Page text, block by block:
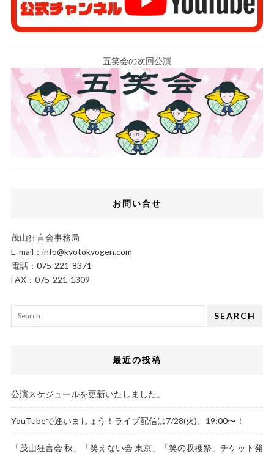
五笑会の次回公演
お問い合せ
茂山狂言会事務局
E-mail： info@kyotokyogen.com
電話： 075-221-8371
FAX：075-221-1309
SEARCH
最近の投稿
公演スケジュールを更新いたしました。
YouTubeで逢いましょう！ライブ配信は7/28(火)、19:00〜！
「茂山狂言会 秋」「笑えない会 東京」「笑の収穫祭」チケット発